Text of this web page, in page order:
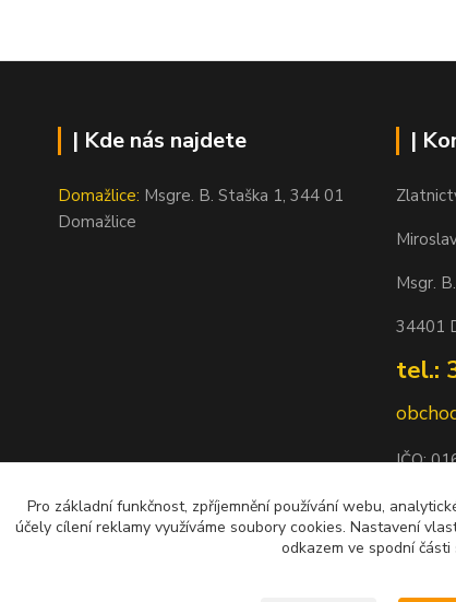
| Kde nás najdete
Domažlice: Msgre. B. Staška 1, 344 01
Domažlice
|
Msgr.
34401
tel.:
IČO: 0
Pro základní funkčnost, zpříjemnění používání webu,
účely cílení reklamy využíváme soubory cookies. Nastavení
odkazem ve spodní části